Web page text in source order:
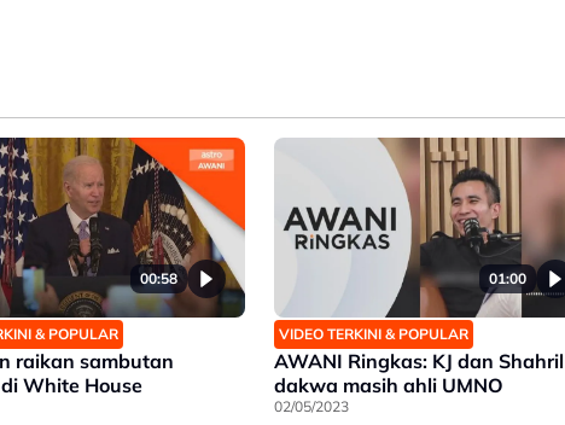
00:58
& POPULAR
raikan sambutan
White House
01:00
VIDEO TERKINI & POPULAR
AWANI Ringkas: KJ dan Shahril
dakwa masih ahli UMNO
02/05/2023